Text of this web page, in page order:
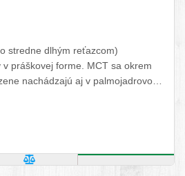
stredne dlhým reťazcom)
práškovej forme. MCT sa okrem
nachádzajú aj v palmojadrovom
čoho sú MCT tuky trávené,
oveľa rýchlejšie ako mastné
dobre rozpúšťa primiešaním do
POROVNAŤ PRODUKTKÚPIŤ